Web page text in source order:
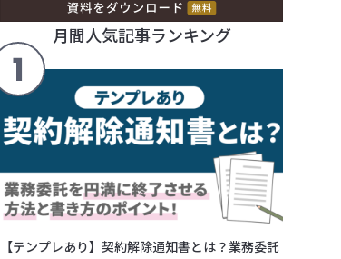
月間人気記事ランキング
1
【テンプレあり】契約解除通知書とは？業務委託